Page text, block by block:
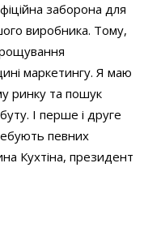
заборона для
виробника. Тому,
маркетингу. Я маю
ринку та пошук
І перше і друге
певних
Кухтіна, президент